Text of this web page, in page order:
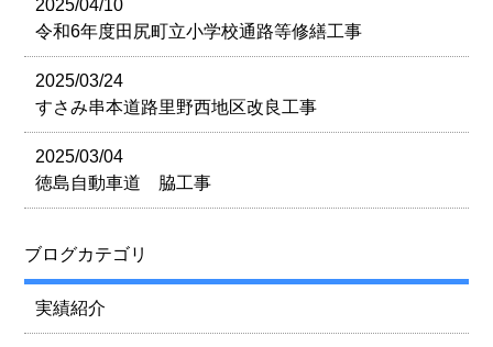
2025/04/10
令和6年度田尻町立小学校通路等修繕工事
2025/03/24
すさみ串本道路里野西地区改良工事
2025/03/04
徳島自動車道 脇工事
ブログカテゴリ
実績紹介